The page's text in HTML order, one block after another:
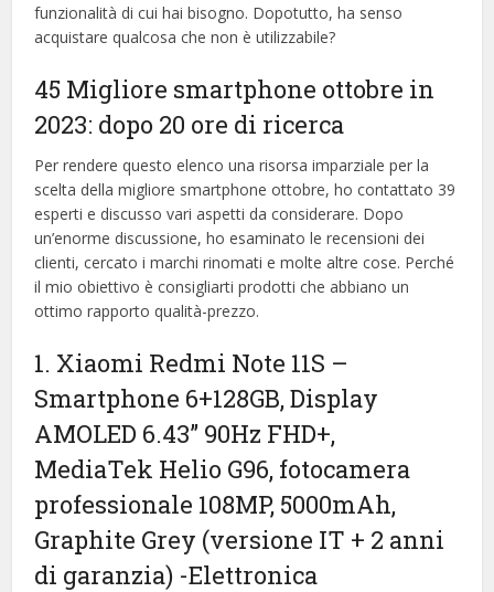
funzionalità di cui hai bisogno. Dopotutto, ha senso
acquistare qualcosa che non è utilizzabile?
45 Migliore smartphone ottobre in
2023: dopo 20 ore di ricerca
Per rendere questo elenco una risorsa imparziale per la
scelta della migliore smartphone ottobre, ​​ho contattato 39
esperti e discusso vari aspetti da considerare. Dopo
un’enorme discussione, ho esaminato le recensioni dei
clienti, cercato i marchi rinomati e molte altre cose. Perché
il mio obiettivo è consigliarti prodotti che abbiano un
ottimo rapporto qualità-prezzo.
1. Xiaomi Redmi Note 11S –
Smartphone 6+128GB, Display
AMOLED 6.43” 90Hz FHD+,
MediaTek Helio G96, fotocamera
professionale 108MP, 5000mAh,
Graphite Grey (versione IT + 2 anni
di garanzia) -Elettronica